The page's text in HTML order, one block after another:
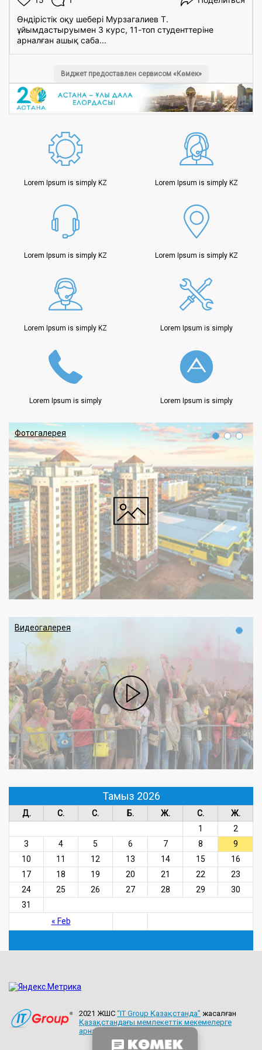
Өндірістік оқу шебері Мурзагалиев Т.
ұйымдастыруымен 3 курс, 11-топ студенттеріне
арналған ашық саба...
Виджет предоставлен сервисом «Көмек»
Lorem Ipsum is simply KZ Lorem Ipsum is simply KZ
Lorem Ipsum is simply KZ Lorem Ipsum is simply KZ
Lorem Ipsum is simply KZ Lorem Ipsum is simply
Lorem Ipsum is simply Lorem Ipsum is simply
Фотогалерея
Видеогалерея
Тамыз 2026
Д. С. С. Б. Ж. С. Ж.
« Feb
1
2
3
4 5 6 7 8
9
10
11 12 13 14 15
16
17
18 19 20 21 22
23
24
25 26 27 28 29
30
31
2021 ЖШС “IT Group Қазақстанда” жасалған
Қазақстандағы мемлекеттік мекемелерге
арнайы сайттар жасау